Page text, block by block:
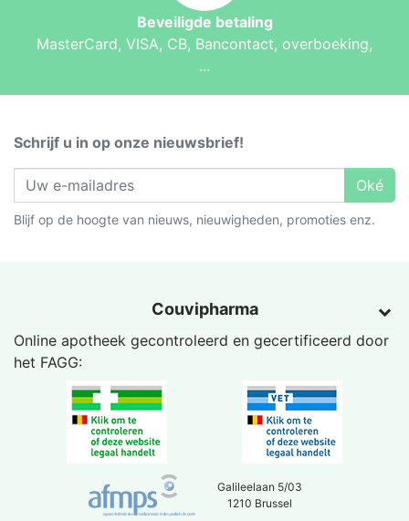
Beveiligde betaling
MasterCard, VISA, CB, Bancontact, overboeking,
...
Schrijf u in op onze nieuwsbrief!
Oké
Blijf op de hoogte van nieuws, nieuwigheden, promoties enz.
Couvipharma
Online apotheek gecontroleerd en gecertificeerd door
het FAGG:
Galileelaan 5/03
1210 Brussel